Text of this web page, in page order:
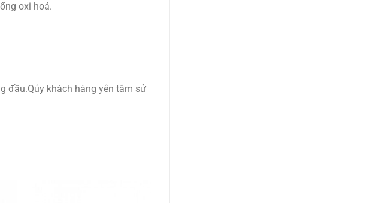
oxi hoá.
đầu.Qúy khách hàng yên tâm sử